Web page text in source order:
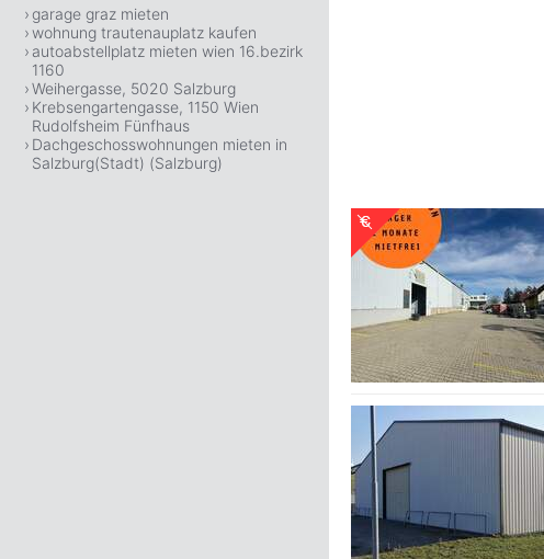
garage graz mieten
wohnung trautenauplatz kaufen
autoabstellplatz mieten wien 16.bezirk
1160
Weihergasse, 5020 Salzburg
Krebsengartengasse, 1150 Wien
Rudolfsheim Fünfhaus
Dachgeschosswohnungen mieten in
Salzburg(Stadt) (Salzburg)